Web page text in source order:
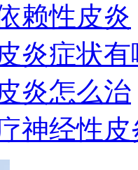
赖性皮炎
炎症状有
炎怎么治
神经性皮